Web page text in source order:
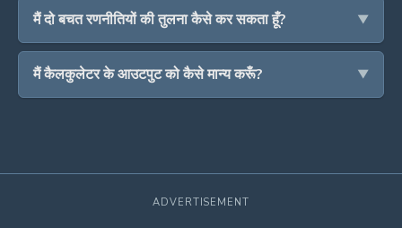
मैं दो बचत रणनीतियों की तुलना कैसे कर सकता हूँ?
मैं कैलकुलेटर के आउटपुट को कैसे मान्य करूँ?
ADVERTISEMENT